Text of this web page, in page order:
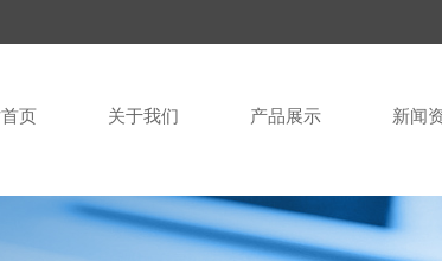
页 关于我们 产品展示 新闻